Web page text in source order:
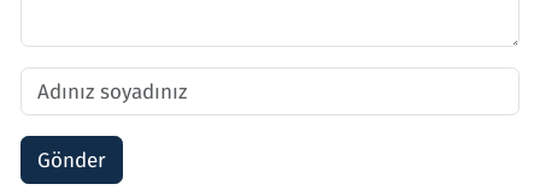
Gönder